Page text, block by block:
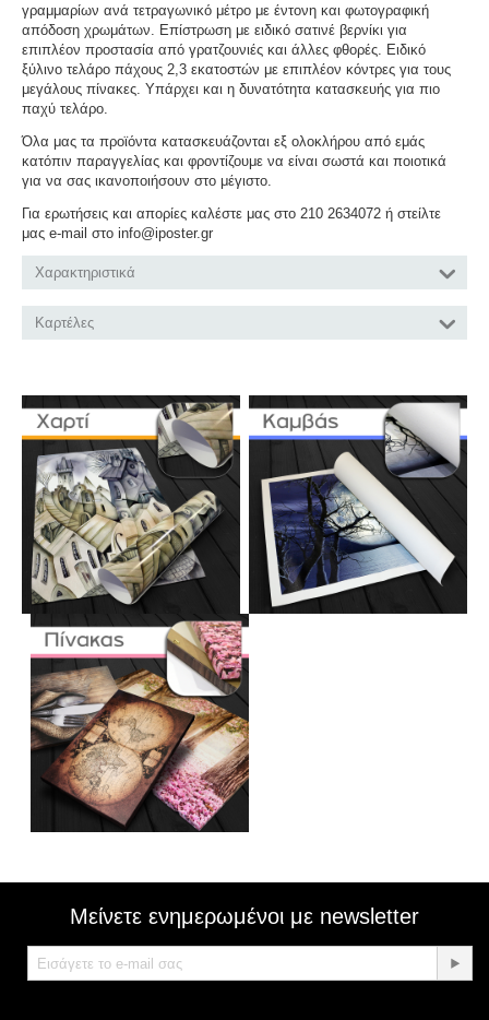
γραμμαρίων ανά τετραγωνικό μέτρο με έντονη και φωτογραφική
απόδοση χρωμάτων. Επίστρωση με ειδικό σατινέ βερνίκι για
επιπλέον προστασία από γρατζουνιές και άλλες φθορές. Ειδικό
ξύλινο τελάρο πάχους 2,3 εκατοστών με επιπλέον κόντρες για τους
μεγάλους πίνακες. Υπάρχει και η δυνατότητα κατασκευής για πιο
παχύ τελάρο.
Όλα μας τα προϊόντα κατασκευάζονται εξ ολοκλήρου από εμάς
κατόπιν παραγγελίας και φροντίζουμε να είναι σωστά και ποιοτικά
για να σας ικανοποιήσουν στο μέγιστο.
Για ερωτήσεις και απορίες καλέστε μας στο 210 2634072 ή στείλτε
μας e-mail στο info@iposter.gr
Χαρακτηριστικά
Καρτέλες
Μείνετε ενημερωμένοι με newsletter